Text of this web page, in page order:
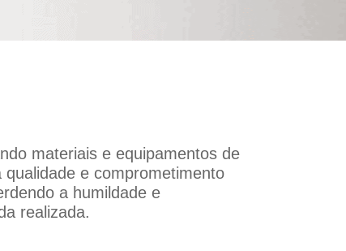
materiais e equipamentos de
e comprometimento
a humildade e
realizada.